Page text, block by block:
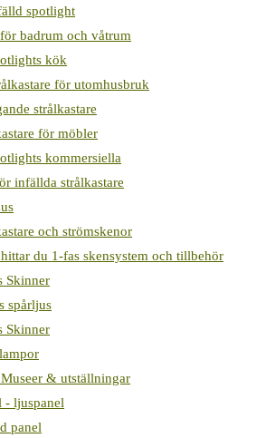
spotlight
badrum och våtrum
kök
för utomhusbruk
strålkastare
för möbler
kommersiella
infällda strålkastare
och strömskenor
du 1-fas skensystem och tillbehör
Skinner
spårljus
Skinner
& utställningar
- ljuspanel
panel